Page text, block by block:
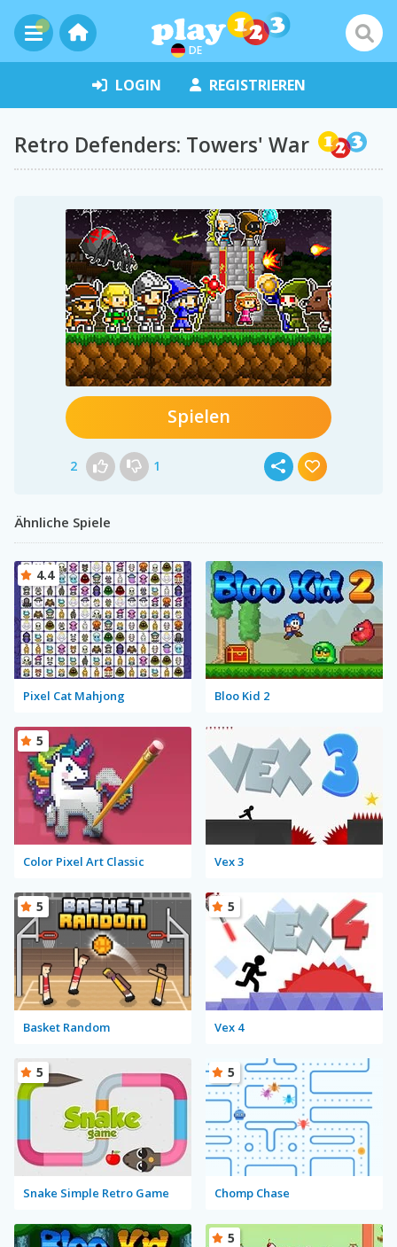
DE
LOGIN REGISTRIEREN
Retro Defenders: Towers' War
Spielen
2 1
Ähnliche Spiele
Pixel Cat Mahjong
4.4
Bloo Kid 2
Color Pixel Art Classic
5
Vex 3
Basket Random
5
Vex 4
5
Snake Simple Retro Game
5
Chomp Chase
5
5